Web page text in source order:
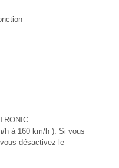
h à 160 km/h ). Si vous
désactivez le